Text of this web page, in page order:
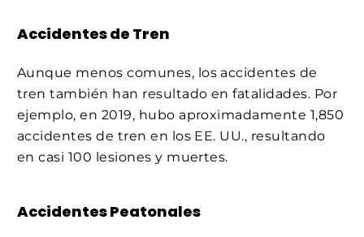
Accidentes de Tren
Aunque menos comunes, los accidentes de
tren también han resultado en fatalidades. Por
ejemplo, en 2019, hubo aproximadamente 1,850
accidentes de tren en los EE. UU., resultando
en casi 100 lesiones y muertes.
Accidentes Peatonales